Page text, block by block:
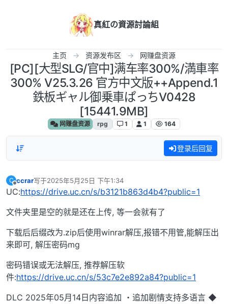
真紅の資源討論組
主页 资源发布区 网赚盘资源
[PC][大型SLG/官中]满车率300%/満車率
300% V25.3.26 官方中文版++Append.1
鉄板ギャル御乗車ぱっちV0428
[15441.9MB]
网赚盘资源 rpg 1 1 164
登录后回复
C
离线
ccrar写于2025年5月25日 下午1:34
最后由 编辑
UC:https://drive.uc.cn/s/b3121b863d4b4?public=1
文件夹里是空的就是还在上传, 等一会就有了
下载后后缀改为.zip后使用winrar解压,报错不用管,能解压出
来即可, 解压密码mg
密码错误或无法解压, 推荐解压软
件:https://drive.uc.cn/s/53c7e2e892a84?public=1
DLC 2025年05月14日内容追加 ・追加剧情支持多语言 ◆